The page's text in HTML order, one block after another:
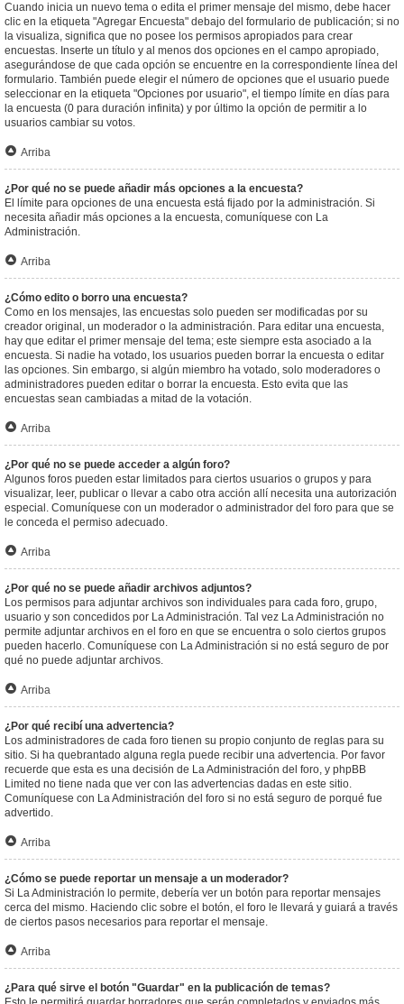
Cuando inicia un nuevo tema o edita el primer mensaje del mismo, debe hacer
clic en la etiqueta "Agregar Encuesta" debajo del formulario de publicación; si no
la visualiza, significa que no posee los permisos apropiados para crear
encuestas. Inserte un título y al menos dos opciones en el campo apropiado,
asegurándose de que cada opción se encuentre en la correspondiente línea del
formulario. También puede elegir el número de opciones que el usuario puede
seleccionar en la etiqueta "Opciones por usuario", el tiempo límite en días para
la encuesta (0 para duración infinita) y por último la opción de permitir a lo
usuarios cambiar su votos.
Arriba
¿Por qué no se puede añadir más opciones a la encuesta?
El límite para opciones de una encuesta está fijado por la administración. Si
necesita añadir más opciones a la encuesta, comuníquese con La
Administración.
Arriba
¿Cómo edito o borro una encuesta?
Como en los mensajes, las encuestas solo pueden ser modificadas por su
creador original, un moderador o la administración. Para editar una encuesta,
hay que editar el primer mensaje del tema; este siempre esta asociado a la
encuesta. Si nadie ha votado, los usuarios pueden borrar la encuesta o editar
las opciones. Sin embargo, si algún miembro ha votado, solo moderadores o
administradores pueden editar o borrar la encuesta. Esto evita que las
encuestas sean cambiadas a mitad de la votación.
Arriba
¿Por qué no se puede acceder a algún foro?
Algunos foros pueden estar limitados para ciertos usuarios o grupos y para
visualizar, leer, publicar o llevar a cabo otra acción allí necesita una autorización
especial. Comuníquese con un moderador o administrador del foro para que se
le conceda el permiso adecuado.
Arriba
¿Por qué no se puede añadir archivos adjuntos?
Los permisos para adjuntar archivos son individuales para cada foro, grupo,
usuario y son concedidos por La Administración. Tal vez La Administración no
permite adjuntar archivos en el foro en que se encuentra o solo ciertos grupos
pueden hacerlo. Comuníquese con La Administración si no está seguro de por
qué no puede adjuntar archivos.
Arriba
¿Por qué recibí una advertencia?
Los administradores de cada foro tienen su propio conjunto de reglas para su
sitio. Si ha quebrantado alguna regla puede recibir una advertencia. Por favor
recuerde que esta es una decisión de La Administración del foro, y phpBB
Limited no tiene nada que ver con las advertencias dadas en este sitio.
Comuníquese con La Administración del foro si no está seguro de porqué fue
advertido.
Arriba
¿Cómo se puede reportar un mensaje a un moderador?
Si La Administración lo permite, debería ver un botón para reportar mensajes
cerca del mismo. Haciendo clic sobre el botón, el foro le llevará y guiará a través
de ciertos pasos necesarios para reportar el mensaje.
Arriba
¿Para qué sirve el botón "Guardar" en la publicación de temas?